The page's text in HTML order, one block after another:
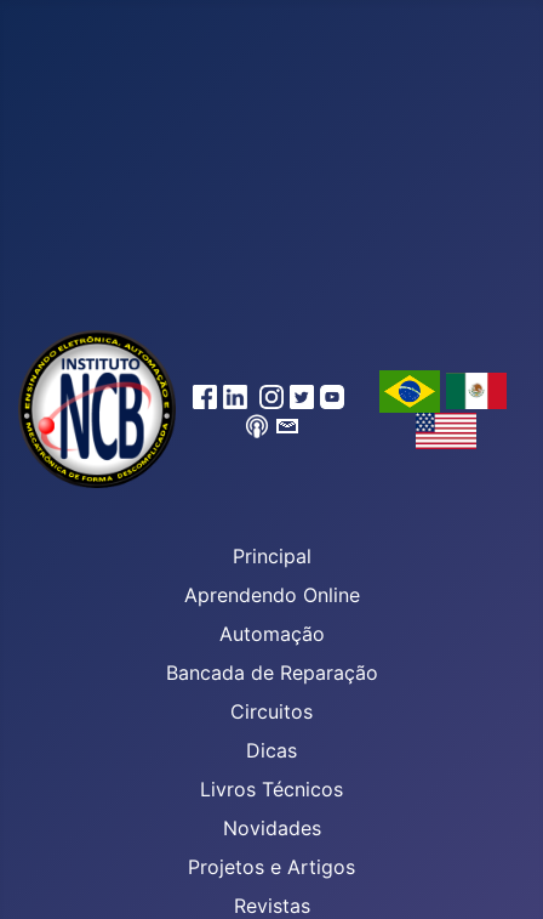
Principal
Aprendendo Online
Automação
Bancada de Reparação
Circuitos
Dicas
Livros Técnicos
Novidades
Projetos e Artigos
Revistas